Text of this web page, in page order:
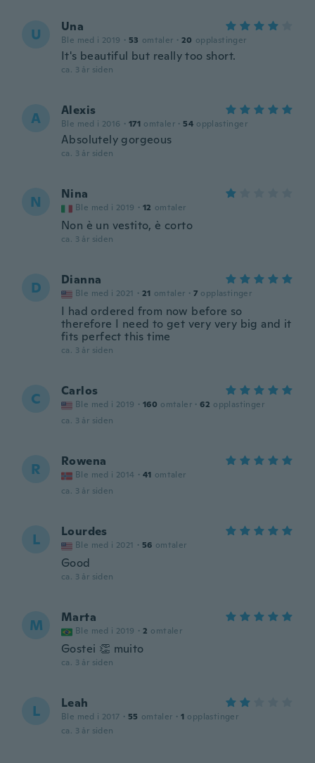
U Una
Ble med i 2019 · 53 omtaler · 20 opplastinger
It's beautiful but really too short.
ca. 3 år siden
A Alexis
Ble med i 2016 · 171 omtaler · 54 opplastinger
Absolutely gorgeous
ca. 3 år siden
N Nina
Ble med i 2019 · 12 omtaler
Non è un vestito, è corto
ca. 3 år siden
D Dianna
Ble med i 2021 · 21 omtaler · 7 opplastinger
I had ordered from now before so
therefore I need to get very very big and it
fits perfect this time
ca. 3 år siden
C Carlos
Ble med i 2019 · 160 omtaler · 62 opplastinger
ca. 3 år siden
R Rowena
Ble med i 2014 · 41 omtaler
ca. 3 år siden
L Lourdes
Ble med i 2021 · 56 omtaler
Good
ca. 3 år siden
M Marta
Ble med i 2019 · 2 omtaler
Gostei 👏 muito
ca. 3 år siden
L Leah
Ble med i 2017 · 55 omtaler · 1 opplastinger
ca. 3 år siden